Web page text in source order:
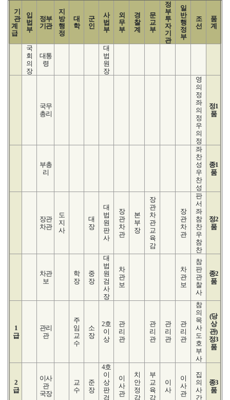
기
관
계
급
입
법
부
정부
기관
지
방
행
정
대
학
군
인
사
법
부
외
무
부
경
찰
계
문
교
부
정
부
투
자
기
관
일
반
행
정
부
조
선
품
계
국
회
의
장
대통
령
대
법
원
장
국무
총리
영
의
정
좌
의
정
우
의
정
정1
품
부총
리
좌
찬
성
우
찬
성
종1
품
장관
차관
도
지
사
대
장
대
법
원
판
사
장
관
차
관
본
부
장
장
관
차
관
교
육
감
장
관
차
관
판
서
좌
참
찬
우
참
찬
정2
품
차관
보
학
장
중
장
대
법
원
검
사
장
차
관
보
차
관
보
참
판
관
찰
사
종2
품
1
급
관리
관
주
임
교
수
소
장
2호
이
상
관
리
관
관
리
관
관
리
관
관
리
관
참
의
목
사
도
호
부
사
(당
상
관)
정3
품
2
급
이사
관
국장
교
수
준
장
4호
이
상
판
검
이
사
관
치
안
정
감
부
교
육
감
이
사
이
사
관
집
의
사
간
종3
품